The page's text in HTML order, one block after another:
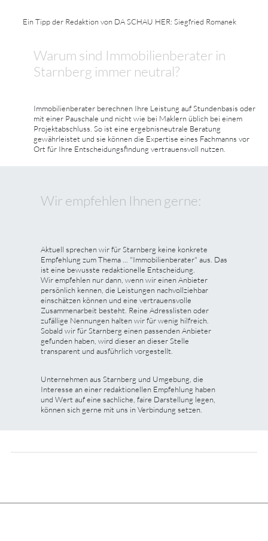
Ein Tipp der Redaktion von DA SCHAU HER: Siegfried Romanek
Warum sind Immobilienberater in
Starnberg immer neutral?
Immobilienberater berechnen Ihre Leistung auf Stundenbasis oder
mit einer Pauschale und nicht wie bei Maklern üblich bei einem
Projektabschluss. So ist eine ergebnisneutrale Beratung
gewährleistet und sie können die Expertise eines Fachmanns vor
Ort für Ihre Entscheidungsfindung vertrauensvoll nutzen.
Wir empfehlen Ihnen gerne:
Aktuell sprechen wir für Starnberg keine konkrete
Empfehlung zum Thema ... "Immobilienberater" aus. Das
ist eine bewusste redaktionelle Entscheidung.
Wir empfehlen nur dann, wenn wir einen Anbieter
persönlich kennen, die Leistungen nachvollziehbar
einschätzen können und eine vertrauensvolle
Zusammenarbeit besteht. Reine Adresslisten oder
zufällige Nennungen halten wir für wenig hilfreich.
Sobald wir für Starnberg einen passenden Anbieter
gefunden haben, wird dieser an dieser Stelle
transparent und ausführlich vorgestellt.
Unternehmen aus Starnberg und Umgebung, die
Interesse an einer redaktionellen Empfehlung haben
und Wert auf eine sachliche, faire Darstellung legen,
können sich gerne mit uns in Verbindung setzen.